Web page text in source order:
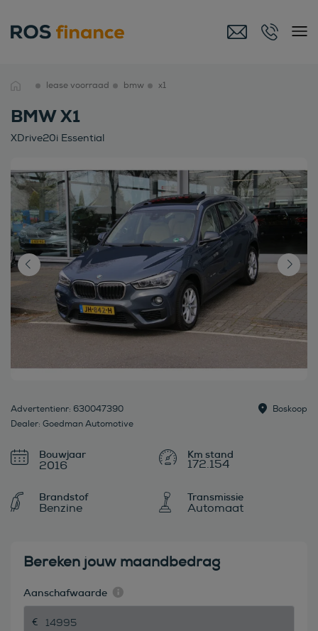
lease voorraad bmw x1
BMW X1
XDrive20i Essential
Advertentienr: 630047390
Dealer: Goedman Automotive
Boskoop
Bouwjaar
2016 172.154
Brandstof
Benzine
Transmissie
Automaat
Bereken jouw maandbedrag
Aanschafwaarde